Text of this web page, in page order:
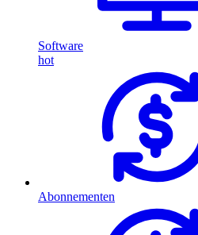
Software
hot
Abonnementen